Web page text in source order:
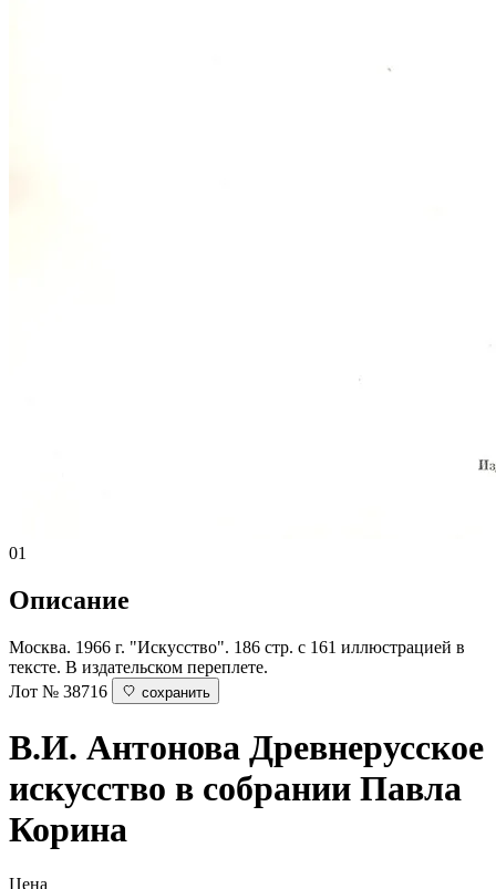
01
Описание
Москва. 1966 г. "Искусство". 186 стр. с 161 иллюстрацией в
тексте. В издательском переплете.
Лот № 38716
сохранить
В.И. Антонова Древнерусское
искусство в собрании Павла
Корина
Цена